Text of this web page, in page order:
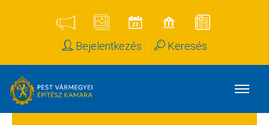
Bejelentkezés Keresés